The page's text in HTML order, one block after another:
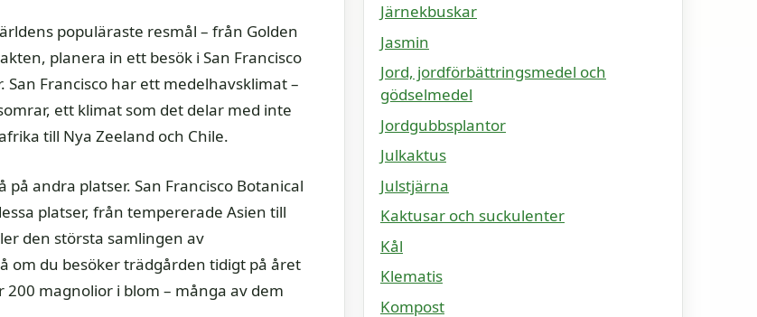
populäraste resmål – från Golden
planera in ett besök i San Francisco
Francisco har ett medelhavsklimat –
ett klimat som det delar med inte
till Nya Zeeland och Chile.
andra platser. San Francisco Botanical
platser, från tempererade Asien till
den största samlingen av
om du besöker trädgården tidigt på året
magnolior i blom – många av dem
Järnekbuskar
Jasmin
Jord, jordförbättringsmedel och
gödselmedel
Jordgubbsplantor
Julkaktus
Julstjärna
Kaktusar och suckulenter
Kål
Klematis
Kompost